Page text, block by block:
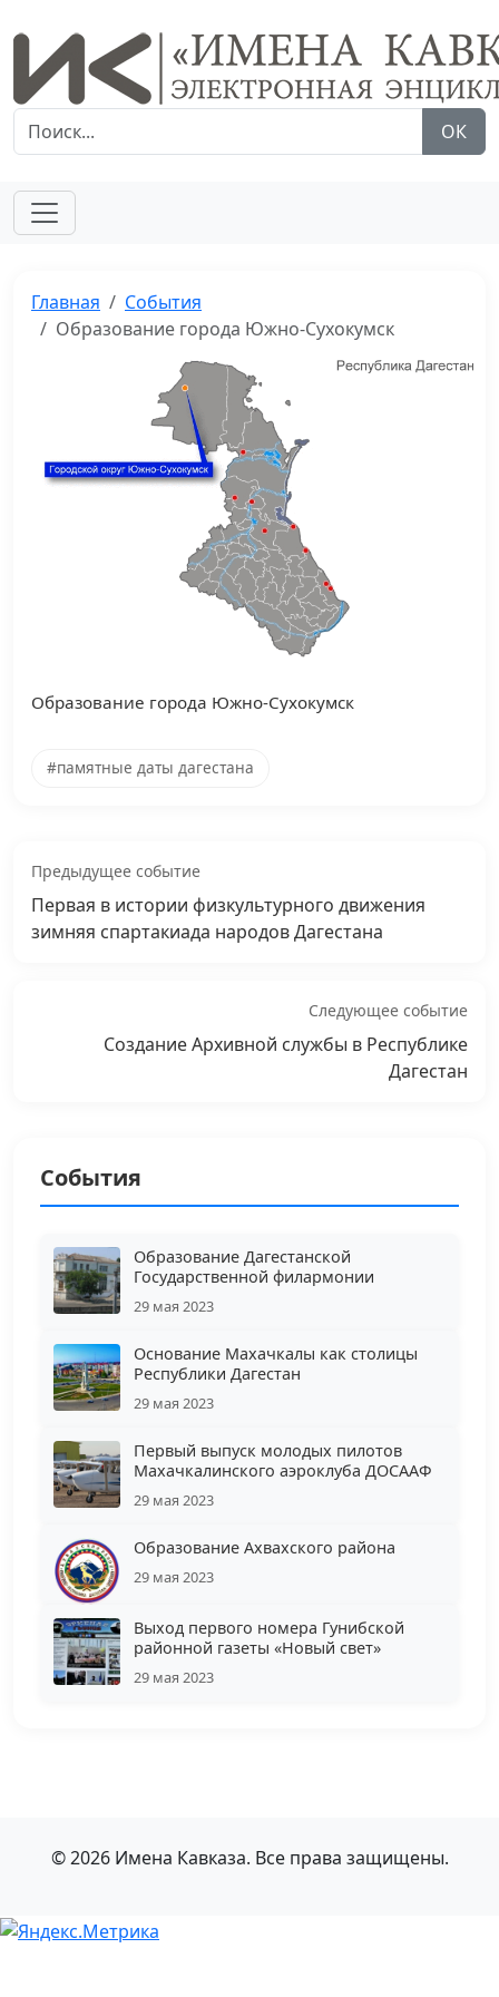
ОК
Главная
События
Образование города Южно-Сухокумск
Образование города Южно-Сухокумск
#памятные даты дагестана
Предыдущее событие
Первая в истории физкультурного движения
зимняя спартакиада народов Дагестана
Следующее событие
Создание Архивной службы в Республике
Дагестан
События
Образование Дагестанской
Государственной филармонии
29 мая 2023
Основание Махачкалы как столицы
Республики Дагестан
29 мая 2023
Первый выпуск молодых пилотов
Махачкалинского аэроклуба ДОСААФ
29 мая 2023
Образование Ахвахского района
29 мая 2023
Выход первого номера Гунибской
районной газеты «Новый свет»
29 мая 2023
© 2026 Имена Кавказа. Все права защищены.